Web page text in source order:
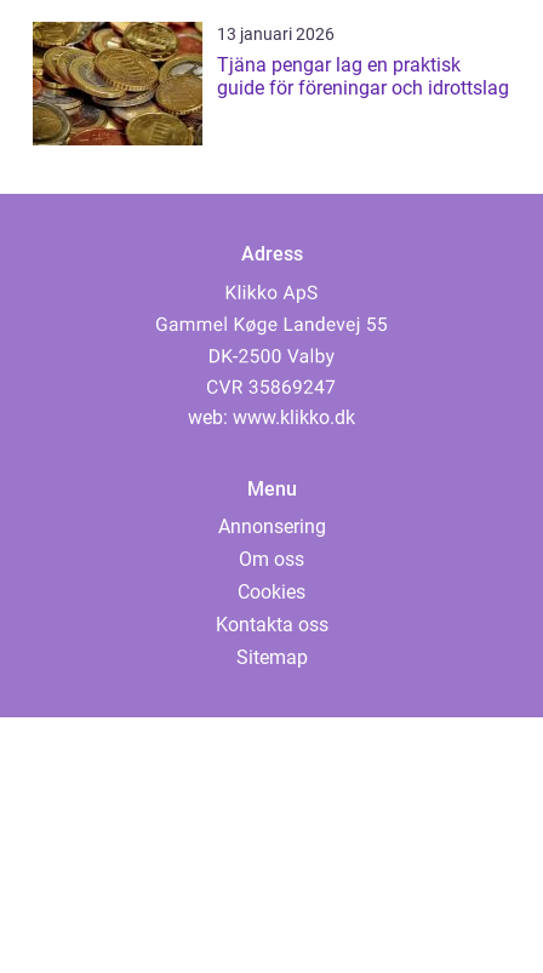
13 januari 2026
Tjäna pengar lag en praktisk
guide för föreningar och idrottslag
Adress
web: www.klikko.dk
Menu
Annonsering
Om oss
Cookies
Kontakta oss
Sitemap